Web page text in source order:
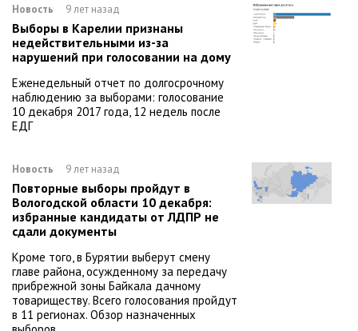
Новость 9 лет назад
Выборы в Карелии признаны
недействительными из-за
нарушений при голосовании на дому
Еженедельный отчет по долгосрочному
наблюдению за выборами: голосование
10 декабря 2017 года, 12 недель после
ЕДГ
Новость 9 лет назад
Повторные выборы пройдут в
Вологодской области 10 декабря:
избранные кандидаты от ЛДПР не
сдали документы
Кроме того, в Бурятии выберут смену
главе района, осужденному за передачу
прибрежной зоны Байкала дачному
товариществу. Всего голосования пройдут
в 11 регионах. Обзор назначенных